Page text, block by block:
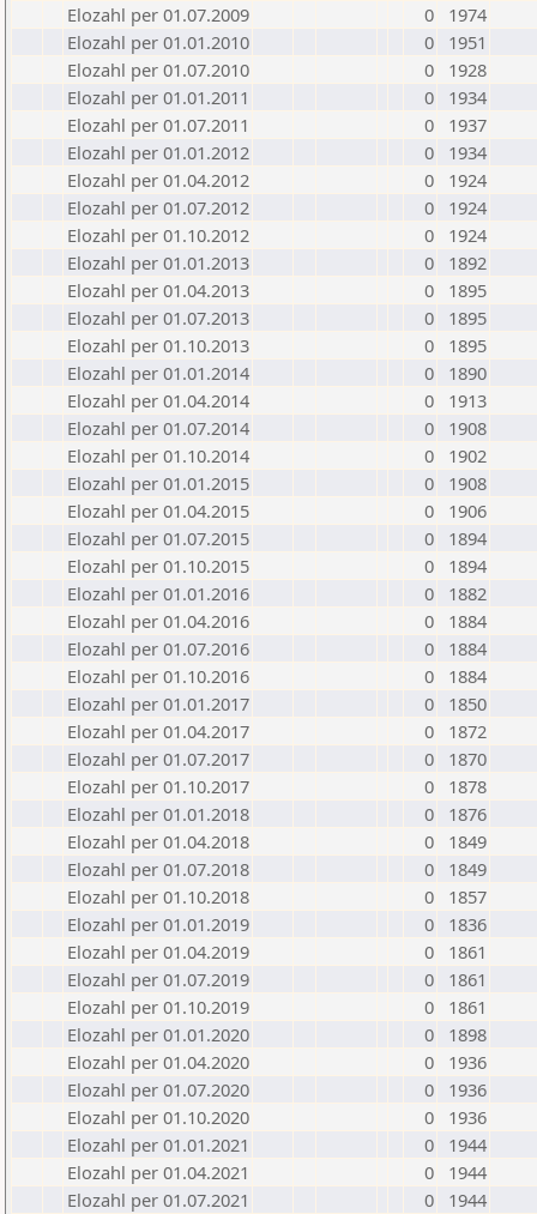
Elozahl per 01.07.2009
0
1974
Elozahl per 01.01.2010
0
1951
Elozahl per 01.07.2010
0
1928
Elozahl per 01.01.2011
0
1934
Elozahl per 01.07.2011
0
1937
Elozahl per 01.01.2012
0
1934
Elozahl per 01.04.2012
0
1924
Elozahl per 01.07.2012
0
1924
Elozahl per 01.10.2012
0
1924
Elozahl per 01.01.2013
0
1892
Elozahl per 01.04.2013
0
1895
Elozahl per 01.07.2013
0
1895
Elozahl per 01.10.2013
0
1895
Elozahl per 01.01.2014
0
1890
Elozahl per 01.04.2014
0
1913
Elozahl per 01.07.2014
0
1908
Elozahl per 01.10.2014
0
1902
Elozahl per 01.01.2015
0
1908
Elozahl per 01.04.2015
0
1906
Elozahl per 01.07.2015
0
1894
Elozahl per 01.10.2015
0
1894
Elozahl per 01.01.2016
0
1882
Elozahl per 01.04.2016
0
1884
Elozahl per 01.07.2016
0
1884
Elozahl per 01.10.2016
0
1884
Elozahl per 01.01.2017
0
1850
Elozahl per 01.04.2017
0
1872
Elozahl per 01.07.2017
0
1870
Elozahl per 01.10.2017
0
1878
Elozahl per 01.01.2018
0
1876
Elozahl per 01.04.2018
0
1849
Elozahl per 01.07.2018
0
1849
Elozahl per 01.10.2018
0
1857
Elozahl per 01.01.2019
0
1836
Elozahl per 01.04.2019
0
1861
Elozahl per 01.07.2019
0
1861
Elozahl per 01.10.2019
0
1861
Elozahl per 01.01.2020
0
1898
Elozahl per 01.04.2020
0
1936
Elozahl per 01.07.2020
0
1936
Elozahl per 01.10.2020
0
1936
Elozahl per 01.01.2021
0
1944
Elozahl per 01.04.2021
0
1944
Elozahl per 01.07.2021
0
1944